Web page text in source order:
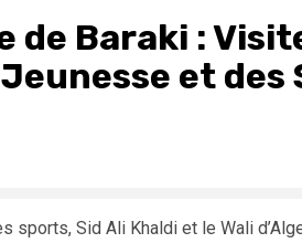
de Baraki :
et des
sports, Sid Ali Khaldi et le Wali